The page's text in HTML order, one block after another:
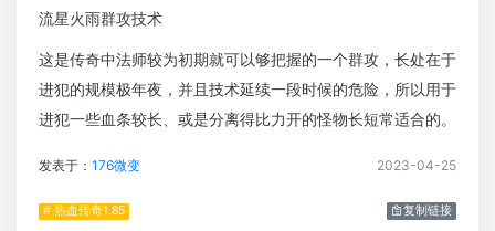
流星火雨群攻技术
这是传奇中法师较为初期就可以够把握的一个群攻，长处在于
进犯的规模极年夜，并且技术延续一段时候的危险，所以用于
进犯一些血条较长、或是分离得比力开的怪物长短常适合的。
发表于： 176微变 2023-04-25
# 热血传奇1.85 复制链接